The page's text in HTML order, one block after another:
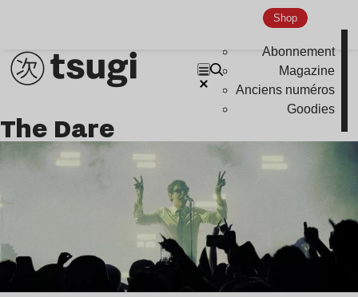
Shop
Abonnement
Magazine
Anciens numéros
Goodies
The Dare